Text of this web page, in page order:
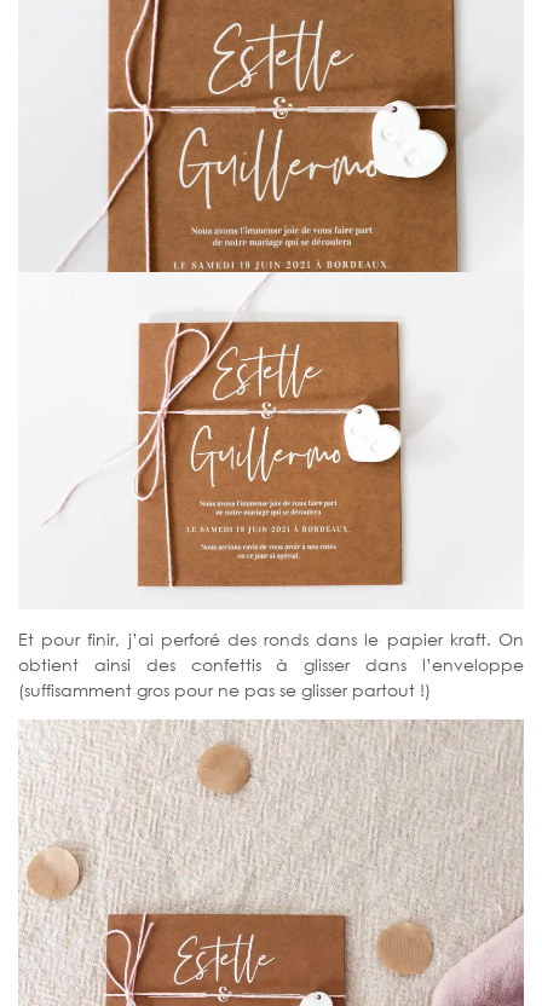
Et pour finir, j’ai perforé des ronds dans le papier kraft. On
obtient ainsi des confettis à glisser dans l’enveloppe
(suffisamment gros pour ne pas se glisser partout !)